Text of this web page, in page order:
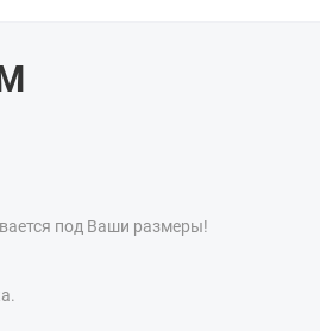
под Ваши размеры!